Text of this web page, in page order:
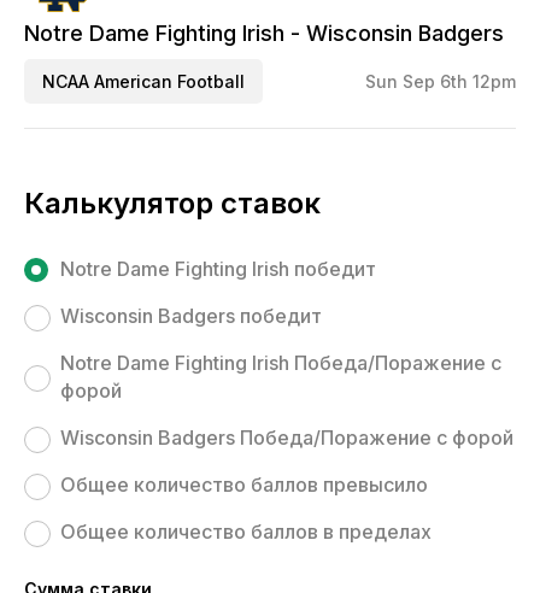
Notre Dame Fighting Irish - Wisconsin Badgers
NCAA American Football Sun Sep 6th 12pm
Калькулятор ставок
Notre Dame Fighting Irish победит
Wisconsin Badgers победит
Notre Dame Fighting Irish Победа/Поражение с
форой
Wisconsin Badgers Победа/Поражение с форой
Общее количество баллов превысило
Общее количество баллов в пределах
Сумма ставки